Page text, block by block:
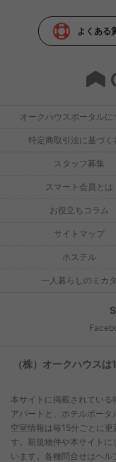
よくある
オークハウスポータルに
特定商取引法に基づく
スタッフ募集
スマート会員とは
お役立ちコラム
サイトマップ
ホステル
一人暮らしのミカタ
（株）オークハウス
本サイトに掲載されている
アパートと、ホテルポータ
空室情報は毎15分ごとに
す。新規物件や本サイトに
います。各種問合せはヘル